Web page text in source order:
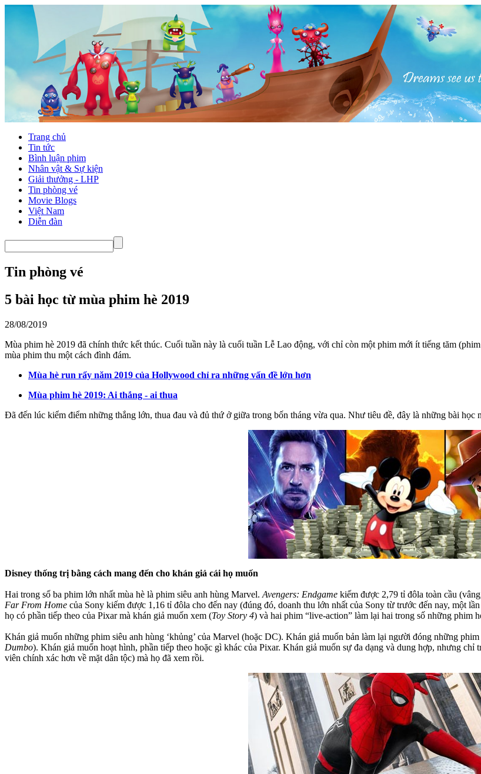
Trang chủ
Tin tức
Bình luận phim
Nhân vật & Sự kiện
Giải thưởng - LHP
Tin phòng vé
Movie Blogs
Việt Nam
Diễn đàn
Tin phòng vé
5 bài học từ mùa phim hè 2019
28/08/2019
Mùa phim hè 2019 đã chính thức kết thúc. Cuối tuần này là cuối tuần Lễ Lao động, với chỉ còn một phim mới ít tiếng tăm
mùa phim thu một cách đình đám.
Mùa hè run rẩy năm 2019 của Hollywood chỉ ra những vấn đề lớn hơn
Mùa phim hè 2019: Ai thắng - ai thua
Đã đến lúc kiểm điểm những thắng lớn, thua đau và đủ thứ ở giữa trong bốn tháng vừa qua. Như tiêu đề, đây là những bài học
Disney thống trị bằng cách mang đến cho khán giả cái họ muốn
Hai trong số ba phim lớn nhất mùa hè là phim siêu anh hùng Marvel. Avengers: Endgame kiếm được 2,79 tỉ đôla toàn cầu
Far From Home của Sony kiếm được 1,16 tỉ đôla cho đến nay (đúng đó, doanh thu lớn nhất của Sony từ trước đến nay, một
họ có phần tiếp theo của Pixar mà khán giả muốn xem (Toy Story 4) và hai phim “live-action” làm lại hai trong số những phim
Khán giả muốn những phim siêu anh hùng ‘khủng’ của Marvel (hoặc DC). Khán giả muốn bản làm lại người đóng những
Dumbo). Khán giả muốn hoạt hình, phần tiếp theo hoặc gì khác của Pixar. Khán giả muốn sự đa dạng và dung hợp, nhưng chỉ
viên chính xác hơn về mặt dân tộc) mà họ đã xem rồi.